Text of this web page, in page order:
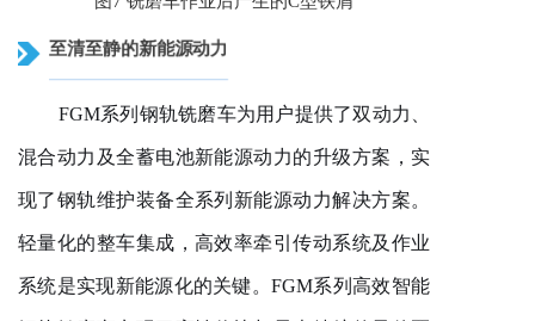
至清至静的新能源动力
FGM系列钢轨铣磨车为用户提供了双动力、
混合动力及全蓄电池新能源动力的升级方案，实
现了钢轨维护装备全系列新能源动力解决方案。
轻量化的整车集成，高效率牵引传动系统及作业
系统是实现新能源化的关键。FGM系列高效智能